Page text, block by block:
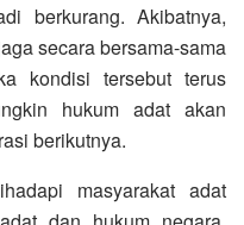
berkurang. Akibatnya,
secara bersama-sama
kondisi tersebut terus
hukum adat akan
berikutnya.
masyarakat adat